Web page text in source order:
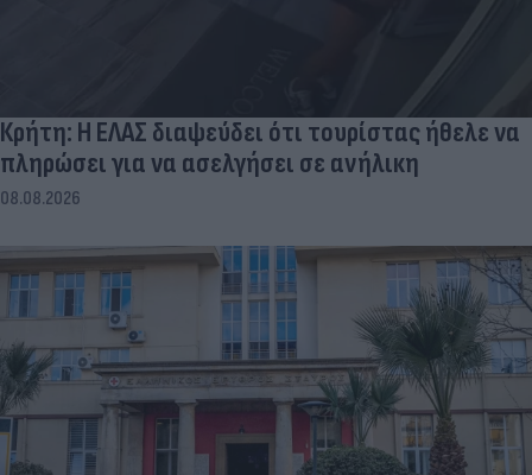
Κρήτη: Η ΕΛΑΣ διαψεύδει ότι τουρίστας ήθελε να
πληρώσει για να ασελγήσει σε ανήλικη
08.08.2026